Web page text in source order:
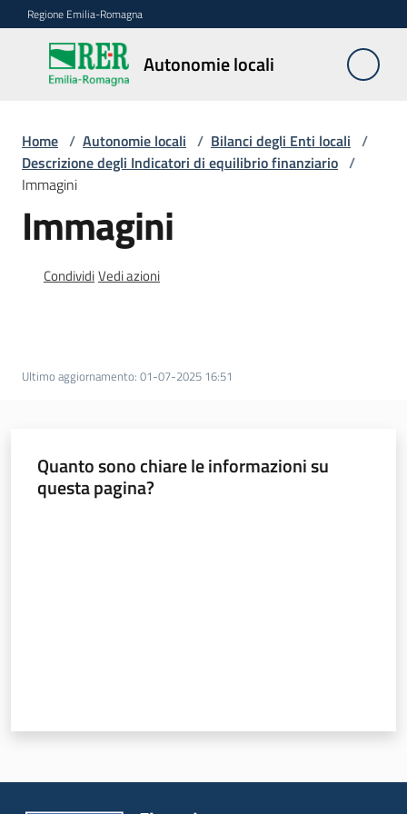
Vai al contenuto
Vai alla navigazione
Vai al footer
Regione Emilia-Romagna
Autonomie locali
Autonomie
locali
Riordino
territoriale
Unioni
Comuni
Comuni
Enti
locali
Menu selezionato
Romagna
Regione
Home / Autonomie locali / Bilanci degli Enti locali /
Descrizione degli Indicatori di equilibrio finanziario /
Immagini
Immagini
CondividiVedi azioni
Ultimo aggiornamento: 01-07-2025 16:51
Quanto sono chiare le informazioni su
questa pagina?